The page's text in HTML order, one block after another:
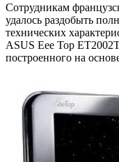
Сотрудникам
удалось раздобыть
технических
ASUS Eee Top
построенного на